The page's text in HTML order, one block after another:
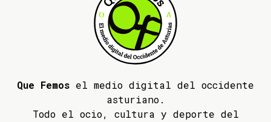
Que Femos el medio digital del occidente
asturiano.
Todo el ocio, cultura y deporte del